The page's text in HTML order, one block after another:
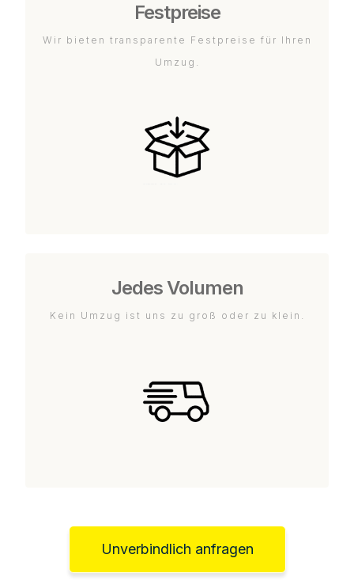
Festpreise
Wir bieten transparente Festpreise für Ihren
Umzug.
Jedes Volumen
Kein Umzug ist uns zu groß oder zu klein.
Unverbindlich anfragen